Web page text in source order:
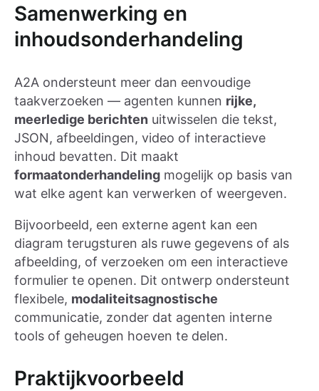
Samenwerking en
inhoudsonderhandeling
A2A ondersteunt meer dan eenvoudige
taakverzoeken — agenten kunnen rijke,
meerledige berichten uitwisselen die tekst,
JSON, afbeeldingen, video of interactieve
inhoud bevatten. Dit maakt
formaatonderhandeling mogelijk op basis van
wat elke agent kan verwerken of weergeven.
Bijvoorbeeld, een externe agent kan een
diagram terugsturen als ruwe gegevens of als
afbeelding, of verzoeken om een interactieve
formulier te openen. Dit ontwerp ondersteunt
flexibele, modaliteitsagnostische
communicatie, zonder dat agenten interne
tools of geheugen hoeven te delen.
Praktijkvoorbeeld